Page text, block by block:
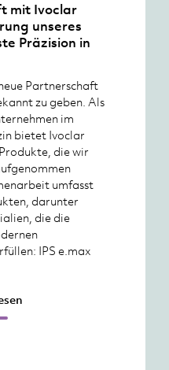
mit Ivoclar
unseres
Präzision in
Partnerschaft
zu geben. Als
im
bietet Ivoclar
die wir
umfasst
darunter
die die
IPS e.max